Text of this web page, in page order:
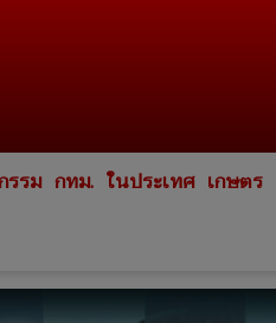
รรม กทม. ในประเทศ เกษตร